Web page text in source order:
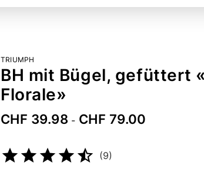
TRIUMPH
BH mit Bügel, gefüttert
Florale»
CHF 39.98 - CHF 79.00
(9)